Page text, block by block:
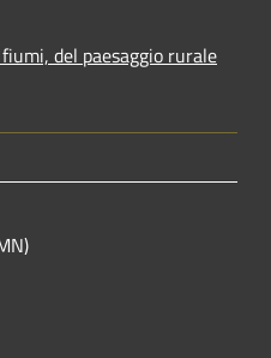
del paesaggio rurale